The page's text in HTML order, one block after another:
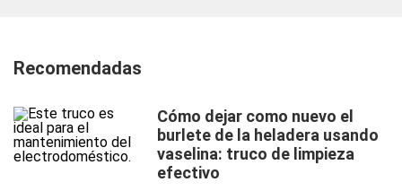
Recomendadas
Cómo dejar como nuevo el
burlete de la heladera usando
vaselina: truco de limpieza
efectivo